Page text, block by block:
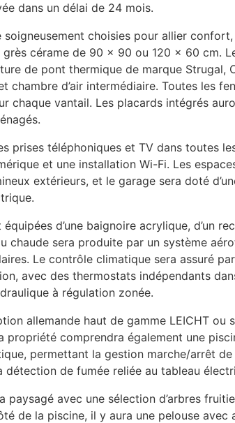
dans un délai de 24 mois.
choisies pour allier
cérame de 90 × 90 ou 120 × 60 cm.
de pont thermique de marque Strugal,
chambre d’air intermédiaire. Toutes les
chaque vantail. Les placards intégrés
prises téléphoniques et TV dans toutes
et une installation Wi-Fi. Les
extérieurs, et le garage sera doté
d’une baignoire acrylique, d’un
chaude sera produite par un système
Le contrôle climatique sera assuré
avec des thermostats indépendants
à régulation zonée.
allemande haut de gamme LEICHT ou
propriété comprendra également une
permettant la gestion marche/arrêt
détection de fumée reliée au tableau
paysagé avec une sélection d’arbres
de la piscine, il y aura une pelouse avec